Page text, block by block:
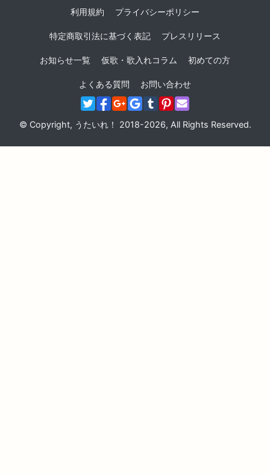
利用規約 プライバシーポリシー
特定商取引法に基づく表記 プレスリリース
お知らせ一覧 仮歌・歌入れコラム 初めての方
よくある質問 お問い合わせ
© Copyright, うたいれ！ 2018-2026, All Rights Reserved.